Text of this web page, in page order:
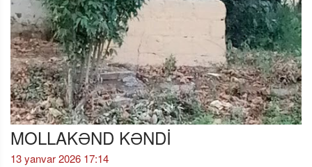
MOLLAKƏND KƏNDİ
13 yanvar 2026 17:14